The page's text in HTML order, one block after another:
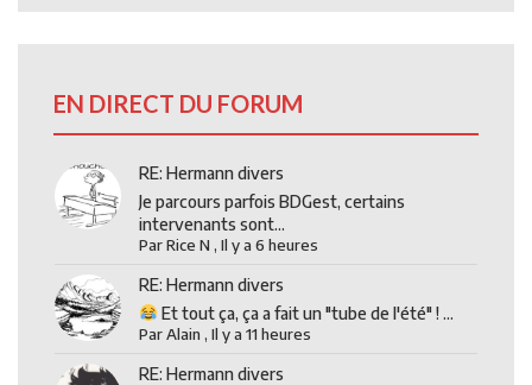
EN DIRECT DU FORUM
RE: Hermann divers
Je parcours parfois BDGest, certains
intervenants sont...
ParRice N ,Il y a 6 heures
RE: Hermann divers
Et tout ça, ça a fait un "tube de l'été" ! ...
ParAlain ,Il y a 11 heures
RE: Hermann divers